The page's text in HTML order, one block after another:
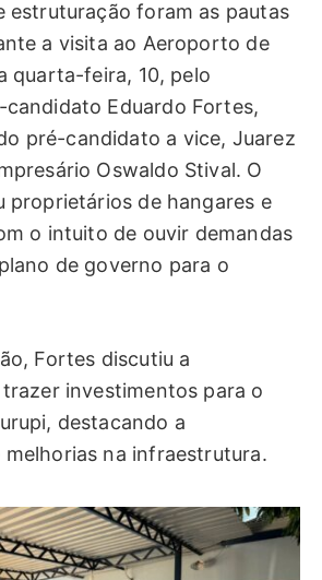
estruturação foram as pautas
a visita ao Aeroporto de
quarta-feira, 10, pelo
Eduardo Fortes,
pré-candidato a vice, Juarez
Oswaldo Stival. O
proprietários de hangares e
o intuito de ouvir demandas
de governo para o
Fortes discutiu a
investimentos para o
destacando a
melhorias na infraestrutura.